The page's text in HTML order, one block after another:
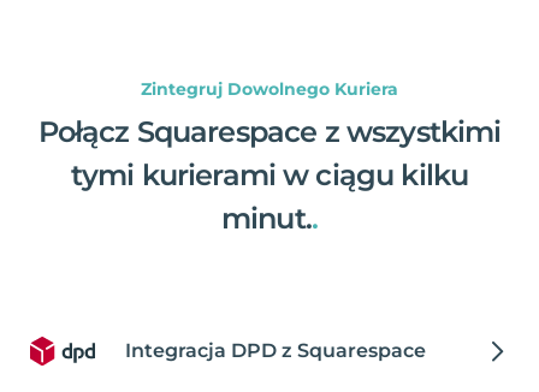
Zintegruj Dowolnego Kuriera
Połącz Squarespace z wszystkimi
tymi kurierami w ciągu kilku
minut..
Integracja DPD z Squarespace